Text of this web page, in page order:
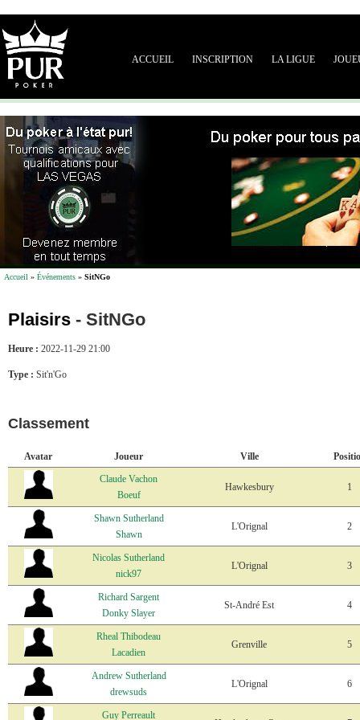
ACCUEIL INSCRIPTION LA LIGUE
Accueil » Événements » SitNGo
Plaisirs - SitNGo
Heure : 2022-11-29 21:00
Type : Sit'n'Go
Classement
Avatar Joueur Ville
Claude Vachon
Boeuf
Hawkesbury 1
Shawn Sutherland
Shawn
L'Orignal 2
Nicolas Sutherland
nick97
L'Orignal 3
Richard Sargent
Donky Slayer
St-André Est 4
Rheal Thibodeau
Lacadien
Grenville 5
Andrew Sutherland
drewsuds
L'Orignal 6
Guy Perreault